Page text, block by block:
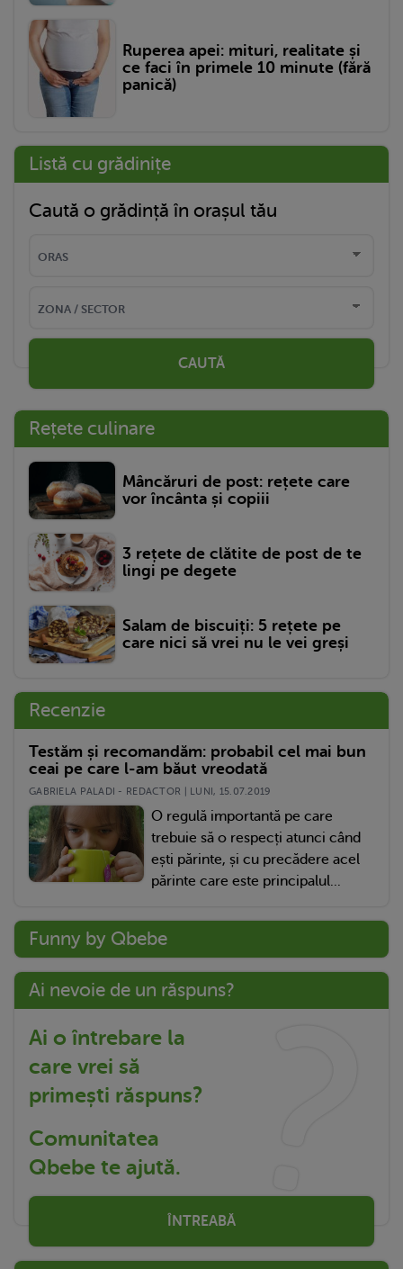
Ruperea apei: mituri, realitate și
ce faci în primele 10 minute (fără
panică)
Listă cu grădinițe
Caută o grădință în orașul tău
CAUTĂ
Rețete culinare
Mâncăruri de post: rețete care
vor încânta și copiii
3 rețete de clătite de post de te
lingi pe degete
Salam de biscuiți: 5 rețete pe
care nici să vrei nu le vei greși
Recenzie
Testăm și recomandăm: probabil cel mai bun
ceai pe care l-am băut vreodată
GABRIELA PALADI - REDACTOR | LUNI, 15.07.2019
O regulă importantă pe care
trebuie să o respecți atunci când
ești părinte, și cu precădere acel
părinte care este principalul...
Funny by Qbebe
Ai nevoie de un răspuns?
Ai o întrebare la
care vrei să
primești răspuns?
Comunitatea
Qbebe te ajută.
ÎNTREABĂ